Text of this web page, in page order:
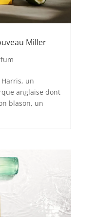
Miller
un
anglaise dont
blason, un